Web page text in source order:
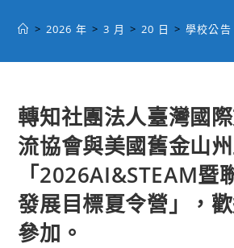
> 2026 年 > 3 月 > 20 日 > 學校公告
轉知社團法人臺灣國
流協會與美國舊金山
「2026AI&STEAM暨
發展目標夏令營」，
參加。